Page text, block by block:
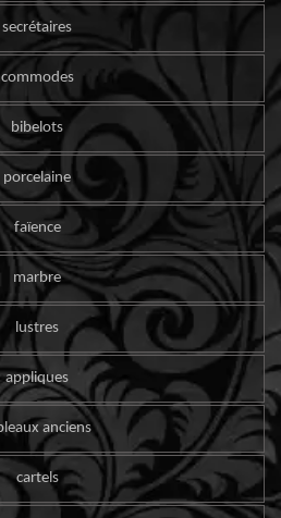
secrétaires
commodes
bibelots
porcelaine
faïence
marbre
lustres
appliques
anciens
cartels